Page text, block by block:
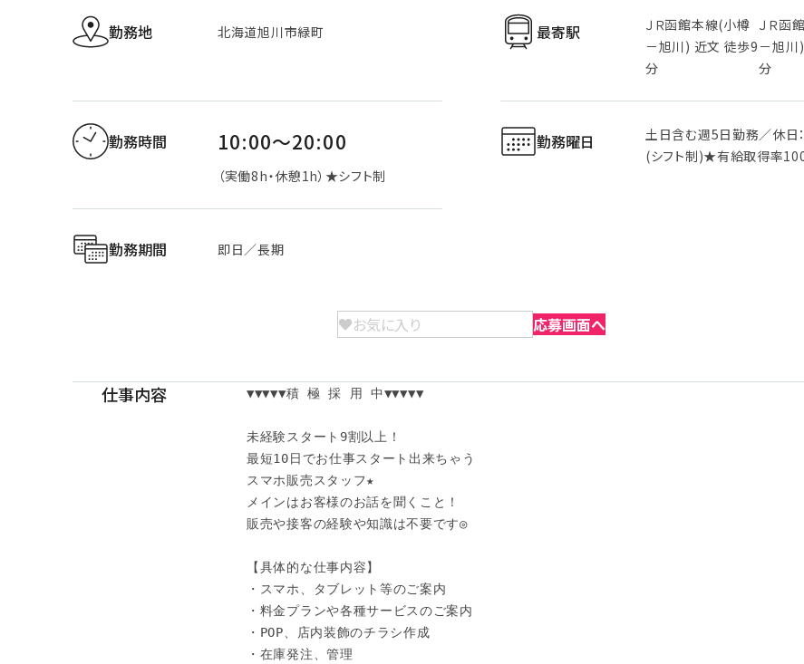
勤務地 北海道旭川市緑町 最寄駅
ＪＲ函館本線(小樽
－旭川) 近文 徒歩9
分
ＪＲ函
－旭川
分
勤務時間 10:00～20:00
（実働8h・休憩1h）★シフト制
勤務曜日
土日含む週5日勤務／休日
(シフト制)★有給取得率
勤務期間 即日／長期
お気に入り 応募画面へ
仕事内容 ▼▼▼▼▼積 極 採 用 中▼▼▼▼▼
未経験スタート9割以上！
最短10日でお仕事スタート出来ちゃう
スマホ販売スタッフ★
メインはお客様のお話を聞くこと！
販売や接客の経験や知識は不要です◎
【具体的な仕事内容】
・スマホ、タブレット等のご案内
・料金プランや各種サービスのご案内
・POP、店内装飾のチラシ作成
・在庫発注、管理